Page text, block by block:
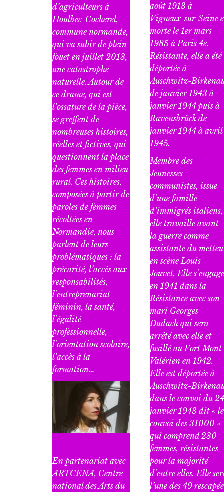
d’agriculteurs à
Houlbec-Cocherel,
commune normande,
qui va subir de plein
fouet en juillet 2013,
une catastrophe
naturelle. Autour de
ce drame, qui est
l’ossature de la pièce,
se greffent de
nombreuses histoires,
réelles et fictives, qui
questionnent la place
des femmes en milieu
rural. Ces histoires,
composées à partir de
paroles de femmes
récoltées en
Normandie, nous
parlent de leurs
problématiques : la
précarité, l’accès aux
responsabilités,
l’entreprenariat
féminin, la santé,
l’égalité
professionnelle,
l’orientation scolaire,
l’accès à la
formation…
En partenariat avec
ARTCENA, Centre
national des Arts du
août 1913 à
Vigneux-sur-Seine
morte le 1er mars
1985 à Paris 4e.
Résistante, elle a été
déportée à
Auschwitz-
de janvier 1943 à
janvier 1944 puis à
Ravensbrück de
janvier 1944 à avril
1945.
Membre des
Jeunesses
communistes, issue
d’une famille
d’immigrés italiens,
elle travaille avant
la guerre comme
assistante du
en scène Louis
Jouvet. Elle s’engage
en 1941 dans la
Résistance avec son
mari Georges
Dudach qui sera
arrêté avec elle et
fusillé au Fort
Valérien en 1942.
Elle est déportée à
Auschwitz-
dans le convoi du 24
janvier 1943 dit « le
convoi des 31000 »
qui comprend 230
femmes, résistantes
pour la majorité
d’entre elles. Elle
l’une des 49